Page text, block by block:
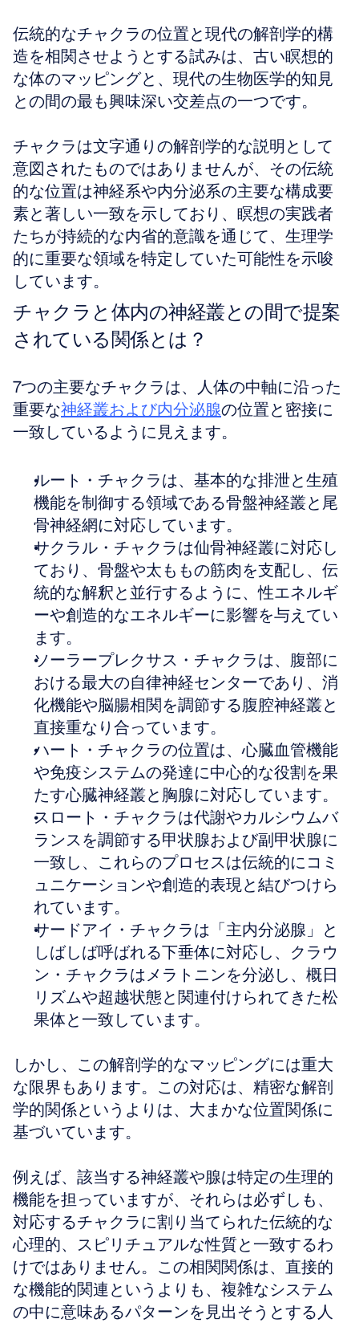
伝統的なチャクラの位置と現代の解剖学的構
造を相関させようとする試みは、古い瞑想的
な体のマッピングと、現代の生物医学的知見
との間の最も興味深い交差点の一つです。
チャクラは文字通りの解剖学的な説明として
意図されたものではありませんが、その伝統
的な位置は神経系や内分泌系の主要な構成要
素と著しい一致を示しており、瞑想の実践者
たちが持続的な内省的意識を通じて、生理学
的に重要な領域を特定していた可能性を示唆
しています。
チャクラと体内の神経叢との間で提案
されている関係とは？
7つの主要なチャクラは、人体の中軸に沿った
重要な神経叢および内分泌腺の位置と密接に
一致しているように見えます。
ルート・チャクラは、基本的な排泄と生殖
機能を制御する領域である骨盤神経叢と尾
骨神経網に対応しています。
サクラル・チャクラは仙骨神経叢に対応し
ており、骨盤や太ももの筋肉を支配し、伝
統的な解釈と並行するように、性エネルギ
ーや創造的なエネルギーに影響を与えてい
ます。
ソーラープレクサス・チャクラは、腹部に
おける最大の自律神経センターであり、消
化機能や脳腸相関を調節する腹腔神経叢と
直接重なり合っています。
ハート・チャクラの位置は、心臓血管機能
や免疫システムの発達に中心的な役割を果
たす心臓神経叢と胸腺に対応しています。
スロート・チャクラは代謝やカルシウムバ
ランスを調節する甲状腺および副甲状腺に
一致し、これらのプロセスは伝統的にコミ
ュニケーションや創造的表現と結びつけら
れています。
サードアイ・チャクラは「主内分泌腺」と
しばしば呼ばれる下垂体に対応し、クラウ
ン・チャクラはメラトニンを分泌し、概日
リズムや超越状態と関連付けられてきた松
果体と一致しています。
しかし、この解剖学的なマッピングには重大
な限界もあります。この対応は、精密な解剖
学的関係というよりは、大まかな位置関係に
基づいています。
例えば、該当する神経叢や腺は特定の生理的
機能を担っていますが、それらは必ずしも、
対応するチャクラに割り当てられた伝統的な
心理的、スピリチュアルな性質と一致するわ
けではありません。この相関関係は、直接的
な機能的関連というよりも、複雑なシステム
の中に意味あるパターンを見出そうとする人